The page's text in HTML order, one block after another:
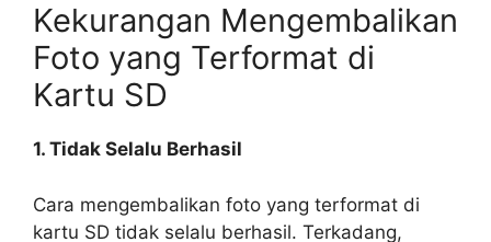
Kekurangan Mengembalikan
Foto yang Terformat di
Kartu SD
1. Tidak Selalu Berhasil
Cara mengembalikan foto yang terformat di
kartu SD tidak selalu berhasil. Terkadang,